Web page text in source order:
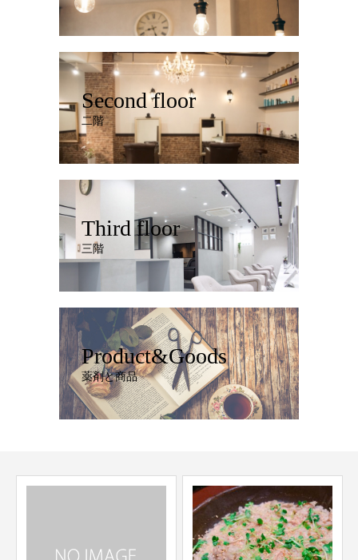
Second floor
二階
Third floor
三階
Product&Goods
薬剤と商品